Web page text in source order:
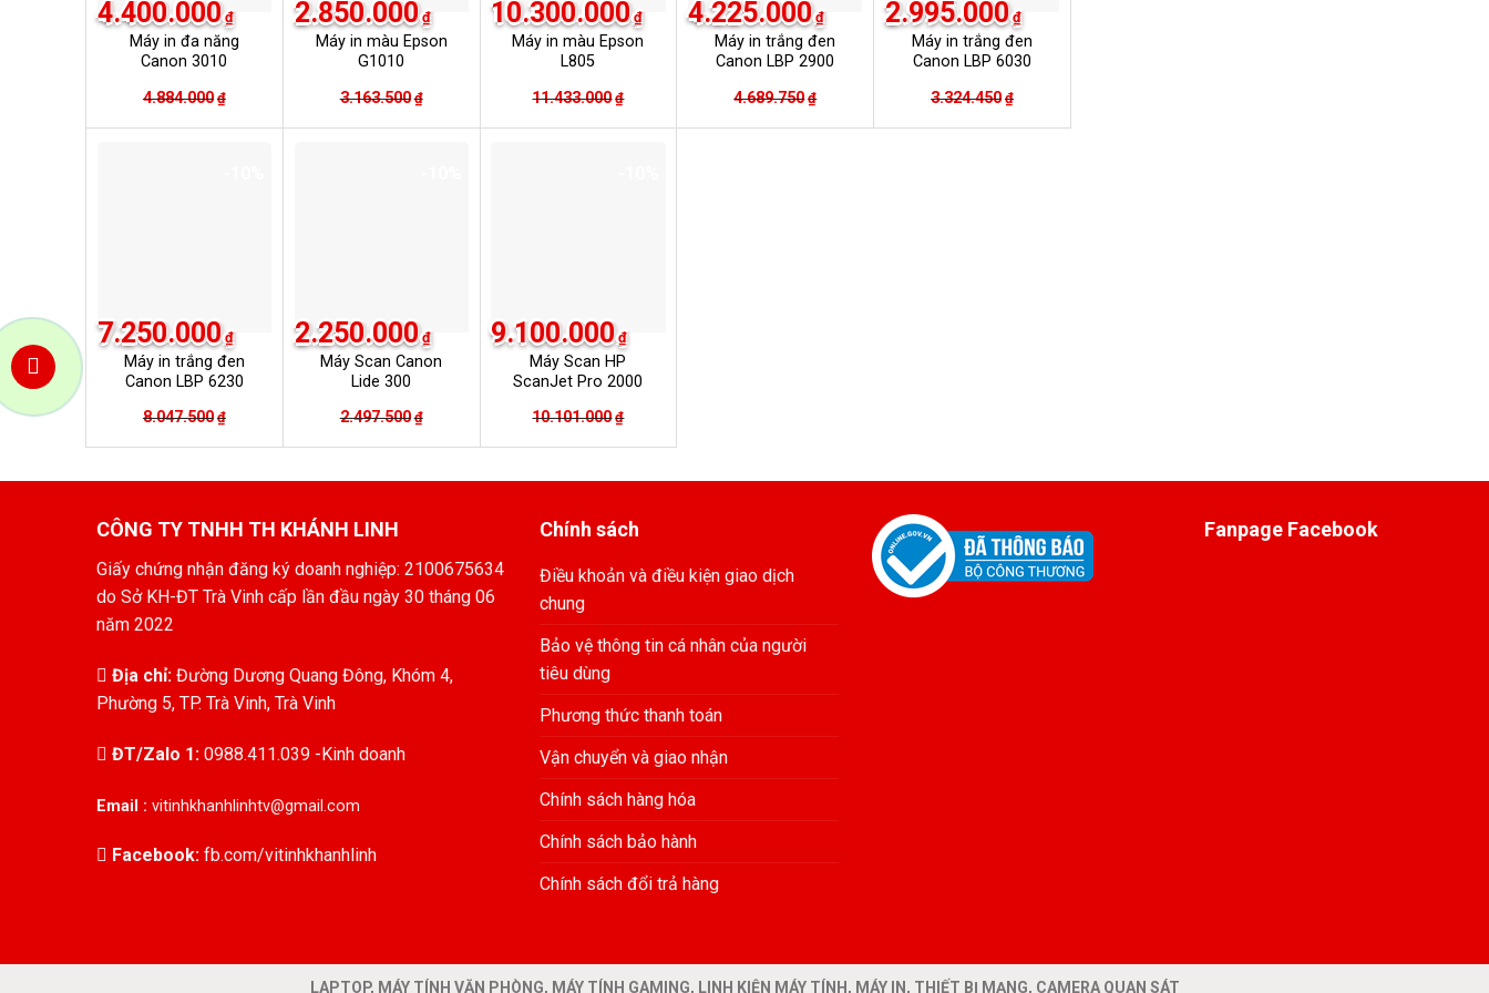
Máy in đa năng
Canon 3010
4.884.000 ₫Giá
gốc
4.400.000 ₫
Giá
hiện
Máy in màu Epson
G1010
3.163.500 ₫Giá
gốc
2.850.000 ₫
Giá
hiện
Máy in màu Epson
L805
11.433.000 ₫Giá
gốc
10.300.000 ₫
Giá
hiện
Máy in trắng đen
Canon LBP 2900
4.689.750 ₫Giá
gốc
4.225.000 ₫
Giá
hiện
Máy in trắng đen
Canon LBP 6030
3.324.450 ₫
2.995.000 ₫
Máy in trắng đen
Canon LBP 6230
8.047.500 ₫Giá
gốc
7.250.000 ₫
Giá
hiện
7.250.000₫.
Máy Scan Canon
Lide 300
2.497.500 ₫Giá
gốc
2.250.000 ₫
Giá
hiện
Máy Scan HP
ScanJet Pro 2000
10.101.000 ₫Giá
gốc
9.100.000 ₫
Giá
hiện
9.100.000₫.
CÔNG TY TNHH TH KHÁNH LINH
Giấy chứng nhận đăng ký doanh nghiệp: 2100675634
do Sở KH-ĐT Trà Vinh cấp lần đầu ngày 30 tháng 06
năm 2022
Địa chỉ: Đường Dương Quang Đông, Khóm 4,
Phường 5, TP. Trà Vinh, Trà Vinh
ĐT/Zalo 1: 0988.411.039 -Kinh doanh
Email : vitinhkhanhlinhtv@gmail.com
Facebook: fb.com/vitinhkhanhlinh
Chính sách
Điều khoản và điều kiện giao dịch
chung
Bảo vệ thông tin cá nhân của người
tiêu dùng
Phương thức thanh toán
Vận chuyển và giao nhận
Chính sách hàng hóa
Chính sách bảo hành
Chính sách đổi trả hàng
Fanpage Facebook
LAPTOP, MÁY TÍNH VĂN PHÒNG, MÁY TÍNH GAMING, LINH KIỆN MÁY TÍNH, MÁY IN, THIẾT BỊ MẠNG, CAMERA QUAN SÁT